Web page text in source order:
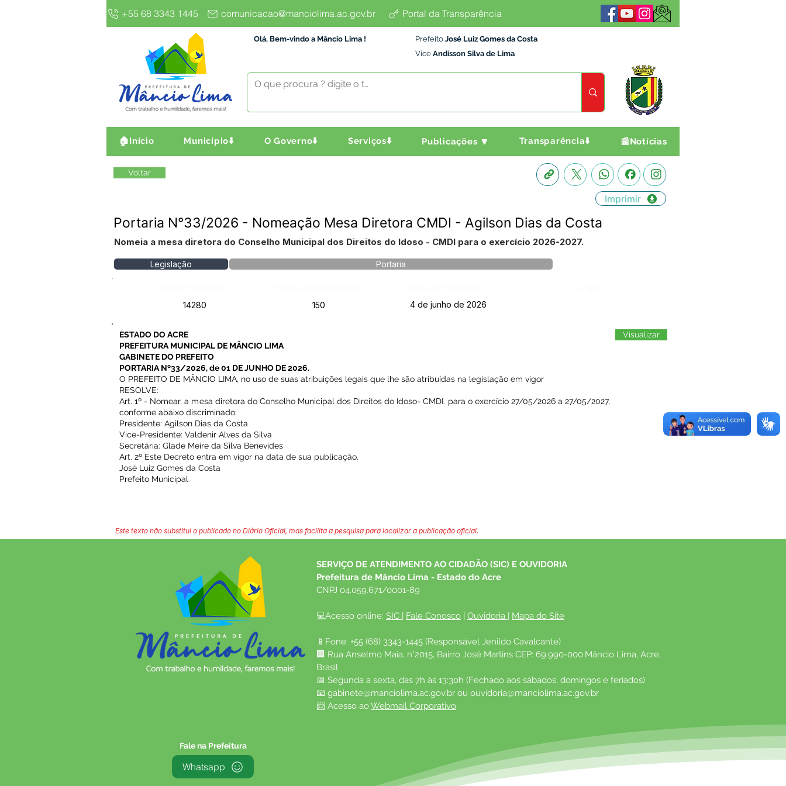
+55 68 3343 1445 comunicacao@manciolima.ac.gov.br Portal da Transparência
Olá, Bem-vindo a Mâncio Lima ! Prefeito José Luiz Gomes da Costa
Vice Andisson Silva de Lima
🏠Início Município⬇️ O Governo⬇️ Serviços⬇️ Publicações 🔽 Transparência⬇️ 📰Notícias
Voltar
Imprimir
Portaria N°33/2026 - Nomeação Mesa Diretora CMDI - Agilson Dias da Costa
Nomeia a mesa diretora do Conselho Municipal dos Direitos do Idoso - CMDI para o exercício 2026-2027.
Legislação Portaria
14280
150 4 de junho de 2026
ESTADO DO ACRE
PREFEITURA MUNICIPAL DE MÂNCIO LIMA
GABINETE DO PREFEITO
PORTARIA Nº33/2026, de 01 DE JUNHO DE 2026.
O PREFEITO DE MÂNCIO LIMA, no uso de suas atribuições legais que lhe são atribuídas na legislação em vigor
RESOLVE:
Art. 1º - Nomear, a mesa diretora do Conselho Municipal dos Direitos do Idoso- CMDI. para o exercício 27/05/2026 a 27/05/2027,
conforme abaixo discriminado:
Presidente: Agilson Dias da Costa
Vice-Presidente: Valdenir Alves da Silva
Secretária: Glade Meire da Silva Benevides
Art. 2º Este Decreto entra em vigor na data de sua publicação.
José Luiz Gomes da Costa
Prefeito Municipal
Visualizar
Este texto não substitui o publicado no Diário Oficial, mas facilita a pesquisa para localizar a publicação oficial.
SERVIÇO DE ATENDIMENTO AO CIDADÃO (SIC) E OUVIDORIA
Prefeitura de Mâncio Lima - Estado do Acre
CNPJ 04.059.671/0001-89
💻Acesso online: SIC | Fale Conosco | Ouvidoria | Mapa do Site
📱Fone: +55 (68) 3343-1445 (Responsável Jenildo Cavalcante)
🏢 Rua Anselmo Maia, n°2015, Bairro José Martins CEP: 69.990-000.Mâncio Lima, Acre,
Brasil
📅 Segunda a sexta, das 7h às 13:30h (Fechado aos sábados, domingos e feriados)
📧 gabinete@manciolima.ac.gov.br ou ouvidoria@manciolima.ac.gov.br
📨 Acesso ao Webmail Corporativo
Fale na Prefeitura
Whatsapp